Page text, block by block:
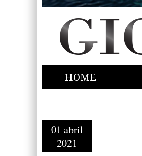
HOME
01 abril
2021